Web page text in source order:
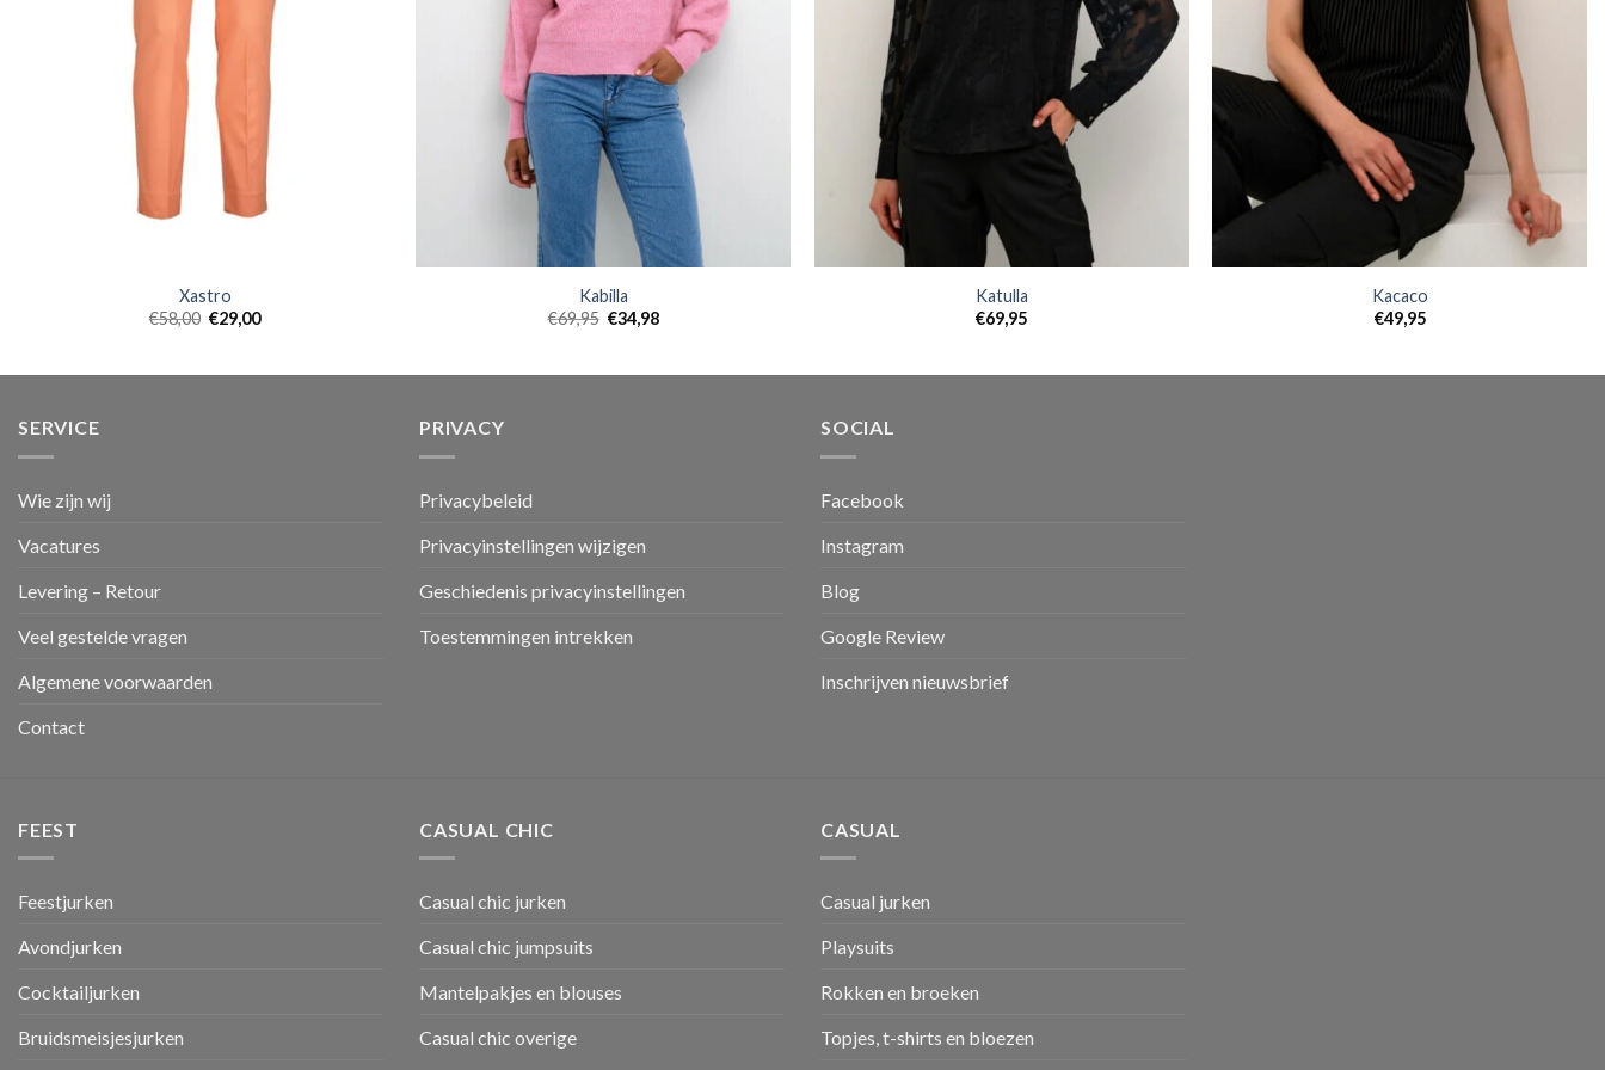
Xastro
€58,00 €29,00
Kabilla
€69,95 €34,98
Katulla
€69,95
Kacaco
€49,95
SERVICE
Wie zijn wij
Vacatures
Levering – Retour
Veel gestelde vragen
Algemene voorwaarden
Contact
PRIVACY
Privacybeleid
Privacyinstellingen wijzigen
Geschiedenis privacyinstellingen
Toestemmingen intrekken
SOCIAL
Facebook
Instagram
Blog
Google Review
Inschrijven nieuwsbrief
FEEST
Feestjurken
Avondjurken
Cocktailjurken
Bruidsmeisjesjurken
CASUAL CHIC
Casual chic jurken
Casual chic jumpsuits
Mantelpakjes en blouses
Casual chic overige
CASUAL
Casual jurken
Playsuits
Rokken en broeken
Topjes, t-shirts en bloezen